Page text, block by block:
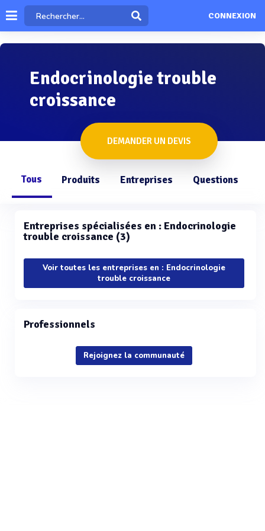
CONNEXION
Endocrinologie trouble
croissance
DEMANDER UN DEVIS
Tous Produits Entreprises Questions
Entreprises spécialisées en : Endocrinologie
trouble croissance (3)
Voir toutes les entreprises en : Endocrinologie
trouble croissance
Professionnels
Rejoignez la communauté